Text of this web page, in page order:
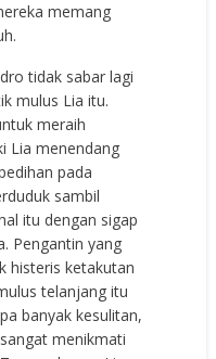
memang
tidak sabar lagi
mulus Lia itu.
meraih
Lia menendang
pada
sambil
itu dengan sigap
Pengantin yang
histeris ketakutan
telanjang itu
banyak kesulitan,
menikmati